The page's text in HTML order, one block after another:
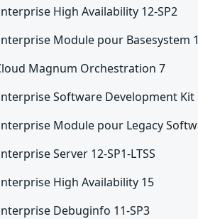
High Availability 12-SP2
Module pour Basesystem
Magnum Orchestration 7
Software Development Kit
Module pour Legacy
Server 12-SP1-LTSS
High Availability 15
Debuginfo 11-SP3